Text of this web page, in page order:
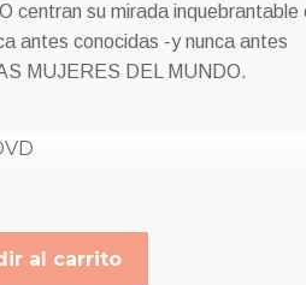
centran su mirada inquebrantable
antes conocidas -y nunca antes
MUJERES DEL MUNDO.
al carrito